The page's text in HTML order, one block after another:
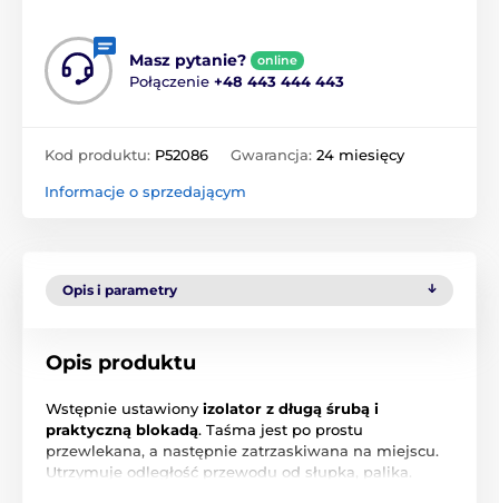
Masz pytanie? online
Połączenie +48 443 444 443
Kod produktu: P52086 Gwarancja: 24 miesięcy
Informacje o sprzedającym
Opis i parametry
Opis produktu
Wstępnie ustawiony izolator z długą śrubą i
praktyczną blokadą. Taśma jest po prostu
przewlekana, a następnie zatrzaskiwana na miejscu.
Utrzymuje odległość przewodu od słupka, palika.